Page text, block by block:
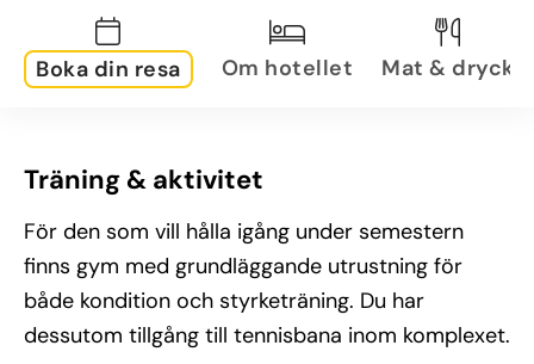
Boka din resa Om hotellet Mat & dryck
Träning & aktivitet
För den som vill hålla igång under semestern
finns gym med grundläggande utrustning för
både kondition och styrketräning. Du har
dessutom tillgång till tennisbana inom komplexet.